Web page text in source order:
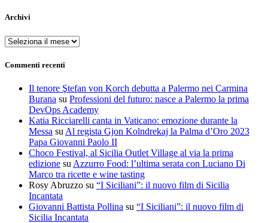
Archivi
Archivi
Commenti recenti
Il tenore Ştefan von Korch debutta a Palermo nei Carmina
Burana su Professioni del futuro: nasce a Palermo la prima
DevOps Academy
Katia Ricciarelli canta in Vaticano: emozione durante la
Messa su Al regista Gjon Kolndrekaj la Palma d’Oro 2023
Papa Giovanni Paolo II
Choco Festival, al Sicilia Outlet Village al via la prima
edizione su Azzurro Food: l’ultima serata con Luciano Di
Marco tra ricette e wine tasting
Rosy Abruzzo su “I Siciliani”: il nuovo film di Sicilia
Incantata
Giovanni Battista Pollina su “I Siciliani”: il nuovo film di
Sicilia Incantata